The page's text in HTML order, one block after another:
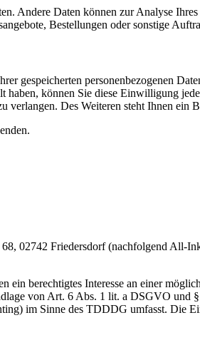
Andere Daten können zur Analyse
Bestellungen oder sonstige
gespeicherten personenbezogenen
können Sie diese Einwilligung
Des Weiteren steht Ihnen ein
02742 Friedersdorf (nachfolgend All-
berechtigtes Interesse an einer
von Art. 6 Abs. 1 lit. a DSGVO
im Sinne des TDDDG umfasst. Die